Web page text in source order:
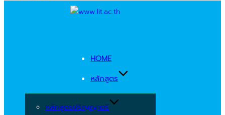
HOME
หลักสูตร
หลักสูตรปริญญาตรี